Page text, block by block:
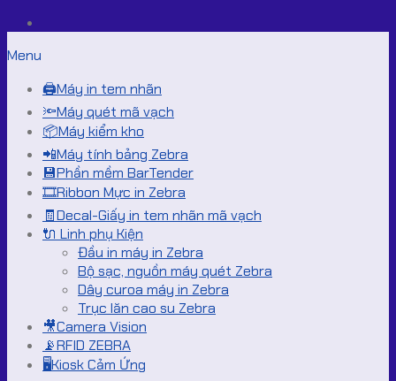
Menu
🖨️Máy in tem nhãn
🔦Máy quét mã vạch
📦Máy kiểm kho
📲Máy tính bảng Zebra
💾Phần mềm BarTender
🎞️Ribbon Mực in Zebra
🧾Decal-Giấy in tem nhãn mã vạch
🔌 Linh phụ Kiện
Đầu in máy in Zebra
Bộ sạc, nguồn máy quét Zebra
Dây curoa máy in Zebra
Trục lăn cao su Zebra
🎥Camera Vision
📡RFID ZEBRA
🖥️Kiosk Cảm Ứng